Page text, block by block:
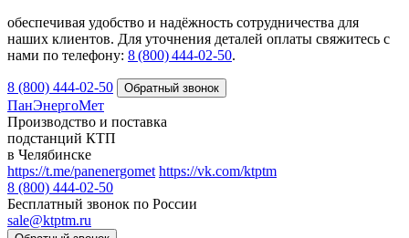
обеспечивая удобство и надёжность сотрудничества для
наших клиентов. Для уточнения деталей оплаты свяжитесь с
нами по телефону: 8 (800) 444‑02‑50.
8 (800) 444-02-50
ПанЭнергоМет
Производство и поставка
подстанций КТП
в Челябинске
https://t.me/panenergomet https://vk.com/ktptm
8 (800) 444-02-50
Бесплатный звонок по России
sale@ktptm.ru